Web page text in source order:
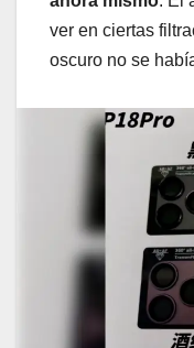
ver en ciertas
oscuro no se